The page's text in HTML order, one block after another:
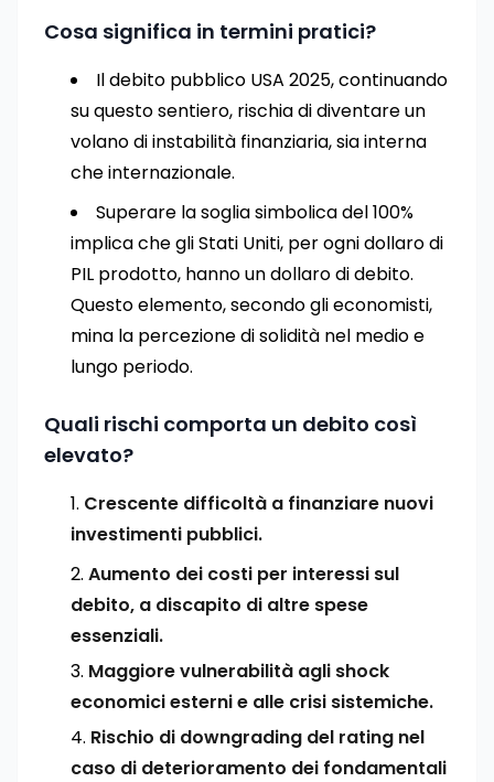
Cosa significa in termini pratici?
Il debito pubblico USA 2025, continuando
su questo sentiero, rischia di diventare un
volano di instabilità finanziaria, sia interna
che internazionale.
Superare la soglia simbolica del 100%
implica che gli Stati Uniti, per ogni dollaro di
PIL prodotto, hanno un dollaro di debito.
Questo elemento, secondo gli economisti,
mina la percezione di solidità nel medio e
lungo periodo.
Quali rischi comporta un debito così
elevato?
Crescente difficoltà a finanziare nuovi
investimenti pubblici.
Aumento dei costi per interessi sul
debito, a discapito di altre spese
essenziali.
Maggiore vulnerabilità agli shock
economici esterni e alle crisi sistemiche.
Rischio di downgrading del rating nel
caso di deterioramento dei fondamentali